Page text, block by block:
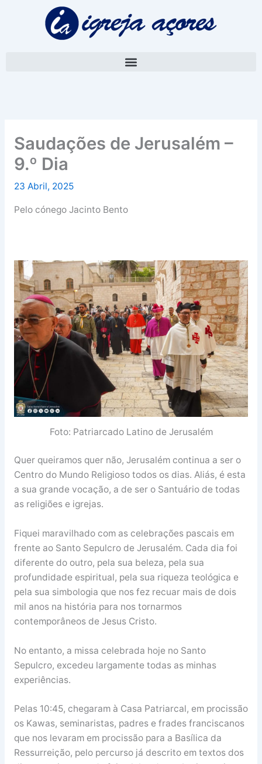
Saudações de Jerusalém –
9.º Dia
23 Abril, 2025
Pelo cónego Jacinto Bento
Foto: Patriarcado Latino de Jerusalém
Quer queiramos quer não, Jerusalém continua a ser o
Centro do Mundo Religioso todos os dias. Aliás, é esta
a sua grande vocação, a de ser o Santuário de todas
as religiões e igrejas.
Fiquei maravilhado com as celebrações pascais em
frente ao Santo Sepulcro de Jerusalém. Cada dia foi
diferente do outro, pela sua beleza, pela sua
profundidade espiritual, pela sua riqueza teológica e
pela sua simbologia que nos fez recuar mais de dois
mil anos na história para nos tornarmos
contemporâneos de Jesus Cristo.
No entanto, a missa celebrada hoje no Santo
Sepulcro, excedeu largamente todas as minhas
experiências.
Pelas 10:45, chegaram à Casa Patriarcal, em procissão
os Kawas, seminaristas, padres e frades franciscanos
que nos levaram em procissão para a Basílica da
Ressurreição, pelo percurso já descrito em textos dos